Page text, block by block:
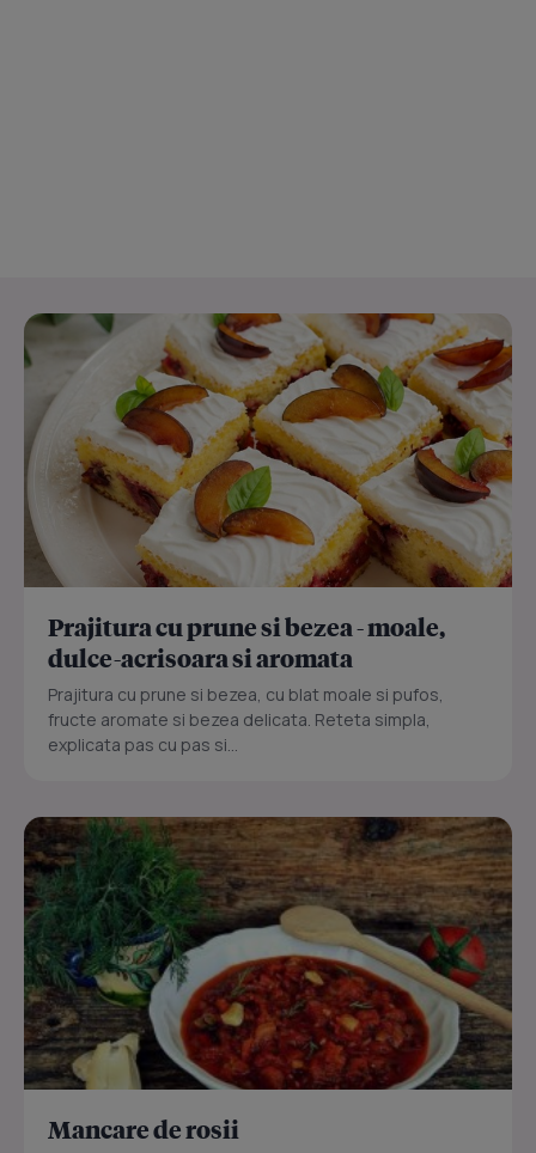
Prajitura cu prune si bezea - moale,
dulce-acrisoara si aromata
Prajitura cu prune si bezea, cu blat moale si pufos,
fructe aromate si bezea delicata. Reteta simpla,
explicata pas cu pas si...
Mancare de rosii